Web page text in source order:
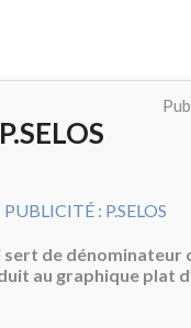
sert de dénominateur
au graphique plat